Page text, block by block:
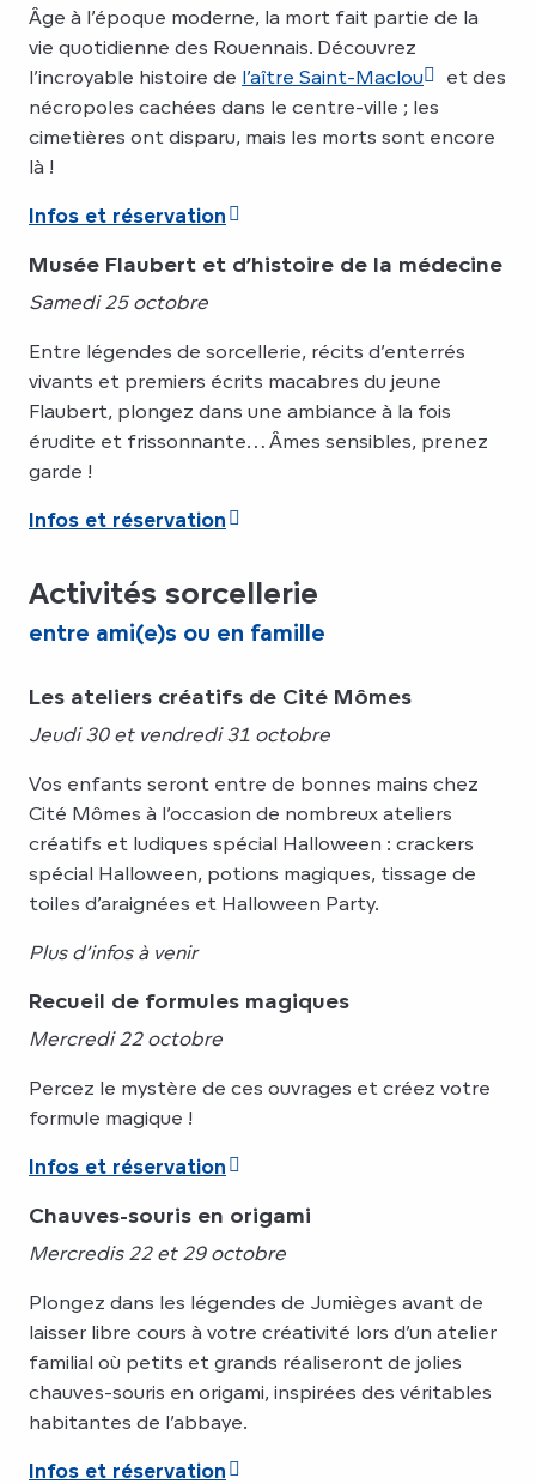
Âge à l’époque moderne, la mort fait partie de la
vie quotidienne des Rouennais. Découvrez
l’incroyable histoire de l’aître Saint-Maclou
et des
nécropoles cachées dans le centre-ville ; les
cimetières ont disparu, mais les morts sont encore
là !
Infos et réservation
Musée Flaubert et d’histoire de la médecine
Samedi 25 octobre
Entre légendes de sorcellerie, récits d’enterrés
vivants et premiers écrits macabres du jeune
Flaubert, plongez dans une ambiance à la fois
érudite et frissonnante… Âmes sensibles, prenez
garde !
Infos et réservation
Activités sorcellerie
entre ami(e)s ou en famille
Les ateliers créatifs de Cité Mômes
Jeudi 30 et vendredi 31 octobre
Vos enfants seront entre de bonnes mains chez
Cité Mômes à l’occasion de nombreux ateliers
créatifs et ludiques spécial Halloween : crackers
spécial Halloween, potions magiques, tissage de
toiles d’araignées et Halloween Party.
Plus d’infos à venir
Recueil de formules magiques
Mercredi 22 octobre
Percez le mystère de ces ouvrages et créez votre
formule magique !
Infos et réservation
Chauves-souris en origami
Mercredis 22 et 29 octobre
Plongez dans les légendes de Jumièges avant de
laisser libre cours à votre créativité lors d’un atelier
familial où petits et grands réaliseront de jolies
chauves-souris en origami, inspirées des véritables
habitantes de l’abbaye.
Infos et réservation